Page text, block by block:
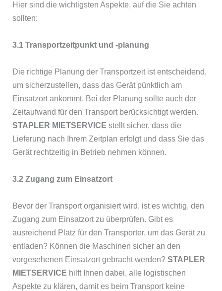
Hier sind die wichtigsten Aspekte, auf die Sie achten
sollten:
3.1 Transportzeitpunkt und -planung
Die richtige Planung der Transportzeit ist entscheidend,
um sicherzustellen, dass das Gerät pünktlich am
Einsatzort ankommt. Bei der Planung sollte auch der
Zeitaufwand für den Transport berücksichtigt werden.
STAPLER MIETSERVICE stellt sicher, dass die
Lieferung nach Ihrem Zeitplan erfolgt und dass Sie das
Gerät rechtzeitig in Betrieb nehmen können.
3.2 Zugang zum Einsatzort
Bevor der Transport organisiert wird, ist es wichtig, den
Zugang zum Einsatzort zu überprüfen. Gibt es
ausreichend Platz für den Transporter, um das Gerät zu
entladen? Können die Maschinen sicher an den
vorgesehenen Einsatzort gebracht werden? STAPLER
MIETSERVICE hilft Ihnen dabei, alle logistischen
Aspekte zu klären, damit es beim Transport keine